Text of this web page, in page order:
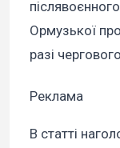
Ормузької
разі
Реклама
В статті